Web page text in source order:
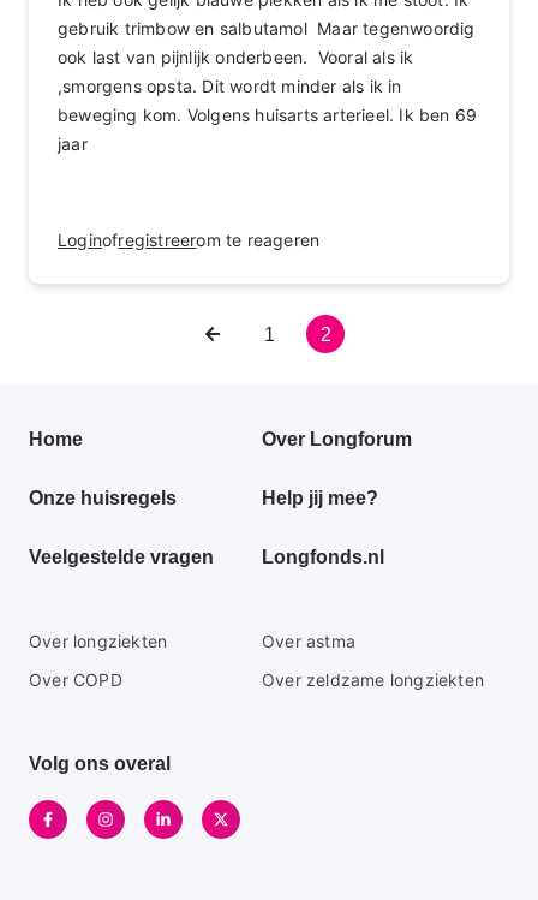
gebruik trimbow en salbutamol Maar tegenwoordig
ook last van pijnlijk onderbeen. Vooral als ik
,smorgens opsta. Dit wordt minder als ik in
beweging kom. Volgens huisarts arterieel. Ik ben 69
jaar
Loginofregistreerom te reageren
VorigePagina
1
Huidige
2
Primair
menu
Home Over Longforum
Onze huisregels Help jij mee?
Veelgestelde vragen Longfonds.nl
Secundaire
footer
Over longziekten
Over astma
Over COPD
Over zeldzame longziekten
Volg ons overal